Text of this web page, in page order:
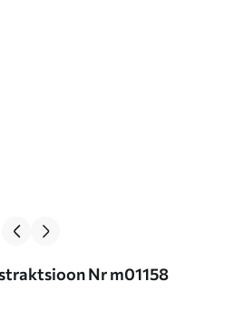
Nr m01158